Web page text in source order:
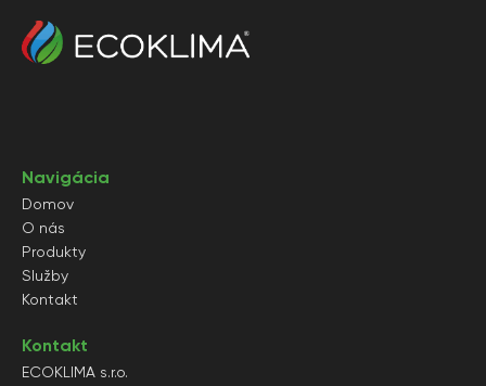
Navigácia
Domov
O nás
Produkty
Služby
Kontakt
Kontakt
ECOKLIMA s.r.o.